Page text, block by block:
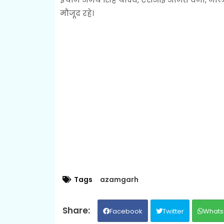
मौजूद रहे।
Tags azamgarh
Facebook Twitter